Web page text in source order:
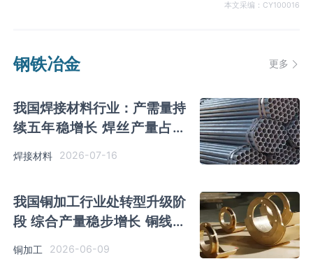
本文采编：CY100016
钢铁冶金 更多
我国焊接材料行业：产需量持
续五年稳增长 焊丝产量占比
焊接材料 2026-07-16
我国铜加工行业处转型升级阶
段 综合产量稳步增长 铜线材
铜加工 2026-06-09